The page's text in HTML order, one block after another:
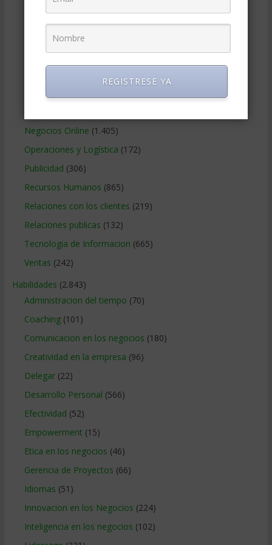
Gobierno Corporativo(11)
(125)
Marketing(988)
Métodos Gerenciales
Negocios Online (1.405)
Operaciones y Logística (172)
Publicidad (306)
Recursos Humanos (865)
Relaciones con los clientes (219)
Relaciones publicas (132)
Tecnologia de Informacion (665)
Ventas (242)
Habilidades (2.843)
Administracion del tiempo (70)
Coaching(101)
Comunicacion en los negocios (180)
Creatividad en la empresa (96)
Delegar(22)
Desarrollo Personal (566)
Efectividad (52)
Empowerment (15)
Etica en los negocios (46)
Gerencia de Proyectos (66)
Idiomas (51)
Innovacion en los Negocios (224)
Inteligencia en los negocios (102)
REGISTRESE YA